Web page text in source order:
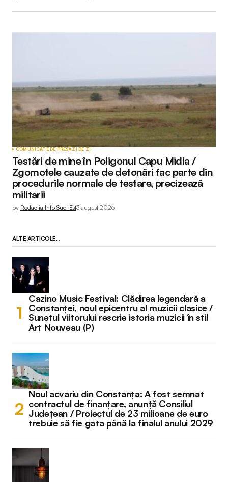
COMUNICATE DE PRESĂZI DE ZI
Testări de mine în Poligonul Capu Midia /
Zgomotele cauzate de detonări fac parte din
procedurile normale de testare, precizează
militarii
by Redactia Info Sud-Est3 august 2026
ALTE ARTICOLE...
Cazino Music Festival: Clădirea legendară a
Constanței, noul epicentru al muzicii clasice /
Sunetul viitorului rescrie istoria muzicii în stil
Art Nouveau (P)
Noul acvariu din Constanța: A fost semnat
contractul de finanțare, anunță Consiliul
Județean / Proiectul de 23 milioane de euro
trebuie să fie gata până la finalul anului 2029